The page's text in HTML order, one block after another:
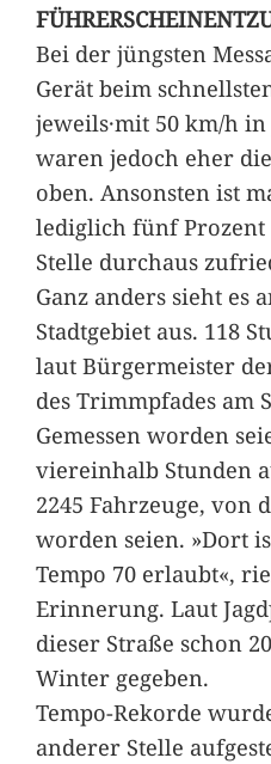
Bei der jüngsten
Gerät beim
jeweils·mit 50 km/h
waren jedoch eher
oben. Ansonsten ist
lediglich fünf Prozent
Stelle durchaus
Ganz anders sieht es
Stadtgebiet aus. 118
laut Bürgermeister
des Trimmpfades am
Gemessen worden
viereinhalb Stunden
2245 Fahrzeuge, von
worden seien. »Dort
Tempo 70 erlaubt«,
Erinnerung. Laut
dieser Straße schon
Winter gegeben.
Tempo-Rekorde
anderer Stelle